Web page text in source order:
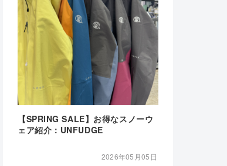
【SPRING SALE】お得なスノーウ
ェア紹介：UNFUDGE
2026年05月05日